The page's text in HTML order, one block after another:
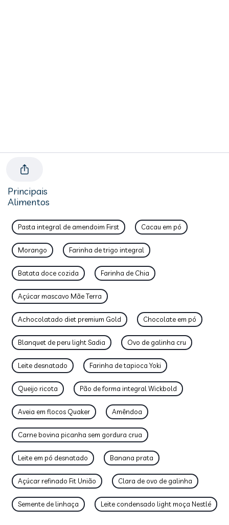
Principais
Alimentos
Pasta integral de amendoim First Cacau em pó
Morango Farinha de trigo integral
Batata doce cozida Farinha de Chia
Açúcar mascavo Mãe Terra
Achocolatado diet premium Gold Chocolate em pó
Blanquet de peru light Sadia Ovo de galinha cru
Leite desnatado Farinha de tapioca Yoki
Queijo ricota Pão de forma integral Wickbold
Aveia em flocos Quaker Amêndoa
Carne bovina picanha sem gordura crua
Leite em pó desnatado Banana prata
Açúcar refinado Fit União Clara de ovo de galinha
Semente de linhaça Leite condensado light moça Nestlé